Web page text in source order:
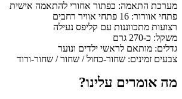
מערכת התאמה: כפתור אחורי להתאמה אישית
פתחי אוורור: 16 פתחי אוויר רחבים
רצועות מתכווננות עם קליפס נעילה
משקל: כ-270 גרם
גדלים: מותאם לראשי ילדים ונוער
צבעים זמינים: שחור-כחול / שחור / שחור-ורוד
מה אומרים עלינו?